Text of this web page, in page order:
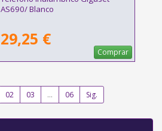
AS690/ Blanco
29,25 €
Comprar
02 03 ... 06 Sig.